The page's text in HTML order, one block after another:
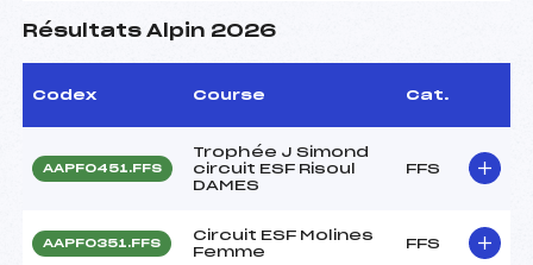
Résultats Alpin 2026
Codex Course Cat.
AAPF0451.FFS
Trophée J Simond
circuit ESF Risoul
DAMES
FFS
AAPF0351.FFS
Circuit ESF Molines
Femme
FFS